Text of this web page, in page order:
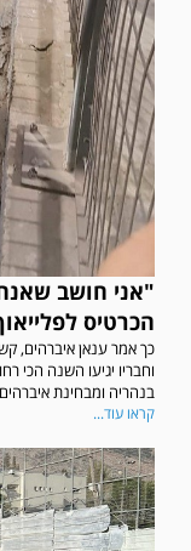
"אני חושב
הכרטיס
כך אמר ענאן איברהים,
וחבריו יגיעו השנה הכי
בנהריה ומבחינת
קראו עוד...